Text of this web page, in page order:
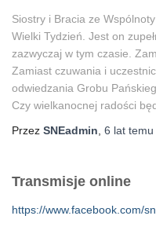
Siostry i Bracia ze
Wielki Tydzień. Jest on
zazwyczaj w tym czasie.
Zamiast czuwania i
odwiedzania Grobu
Czy wielkanocnej radości
Przez SNEadmin 6 lat temu
Transmisje online
https://www.facebook.com/